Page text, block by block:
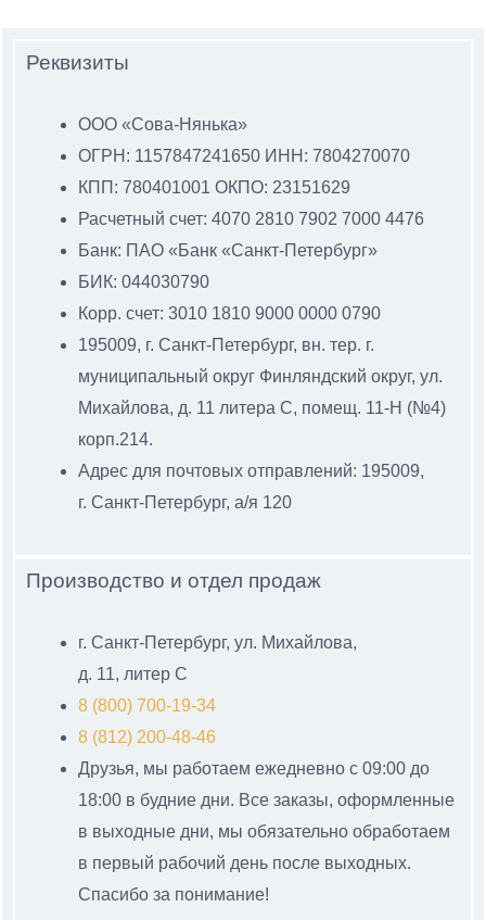
Реквизиты
ООО «Сова-Нянька»
ОГРН: 1157847241650 ИНН: 7804270070
КПП: 780401001 ОКПО: 23151629
Расчетный счет: 4070 2810 7902 7000 4476
Банк: ПАО «Банк «Санкт-Петербург»
БИК: 044030790
Корр. счет: 3010 1810 9000 0000 0790
195009, г. Санкт-Петербург, вн. тер. г.
муниципальный округ Финляндский округ, ул.
Михайлова, д. 11 литера С, помещ. 11-Н (№4)
корп.214.
Адрес для почтовых отправлений: 195009,
г. Санкт-Петербург, а/я 120
Производство и отдел продаж
г. Санкт-Петербург, ул. Михайлова,
д. 11, литер С
8 (800) 700-19-34
8 (812) 200-48-46
Друзья, мы работаем ежедневно с 09:00 до
18:00 в будние дни. Все заказы, оформленные
в выходные дни, мы обязательно обработаем
в первый рабочий день после выходных.
Спасибо за понимание!